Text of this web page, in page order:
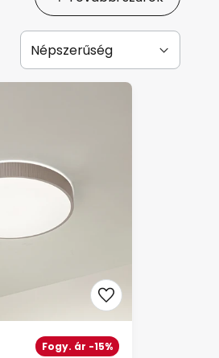
Fogy. ár -15%